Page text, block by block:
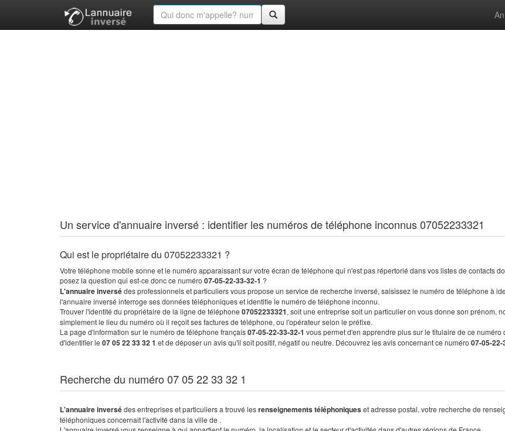
Un service d'annuaire inversé : identifier les numéros de téléphone inconnus 07052233321
Qui est le propriétaire du 07052233321 ?
Votre téléphone mobile sonne et le numéro apparaissant sur votre écran de téléphone qui n'est pas répertorié dans vos listes de contacts
posez la question qui est-ce donc ce numéro 07-05-22-33-32-1 ?
L'annuaire inversédes professionnels et particuliers vous propose un service de recherche inversé, saisissez le numéro de téléphone à
l'annuaire inversé interroge ses données téléphoniques et identifie le numéro de téléphone inconnu.
Trouver l'identité du propriétaire de la ligne de téléphone 07052233321, soit une entreprise soit un particulier on vous donne son prénom,
simplement le lieu du numéro où il reçoit ses factures de téléphone, ou l'opérateur selon le préfixe.
La page d'information sur le numéro de téléphone français07-05-22-33-32-1 vous permet d'en apprendre plus sur le titulaire de ce numéro
d'identifier le 07 05 22 33 32 1 et de déposer un avis qu'il soit positif, négatif ou neutre. Découvrez les avis concernant ce numéro 07-05-22-
Recherche du numéro 07 05 22 33 32 1
L'annuaire inversédes entreprises et particuliers a trouvé lesrenseignements téléphoniqueset adresse postal, votre recherche de
téléphoniques concernait l'activité dans la ville de .